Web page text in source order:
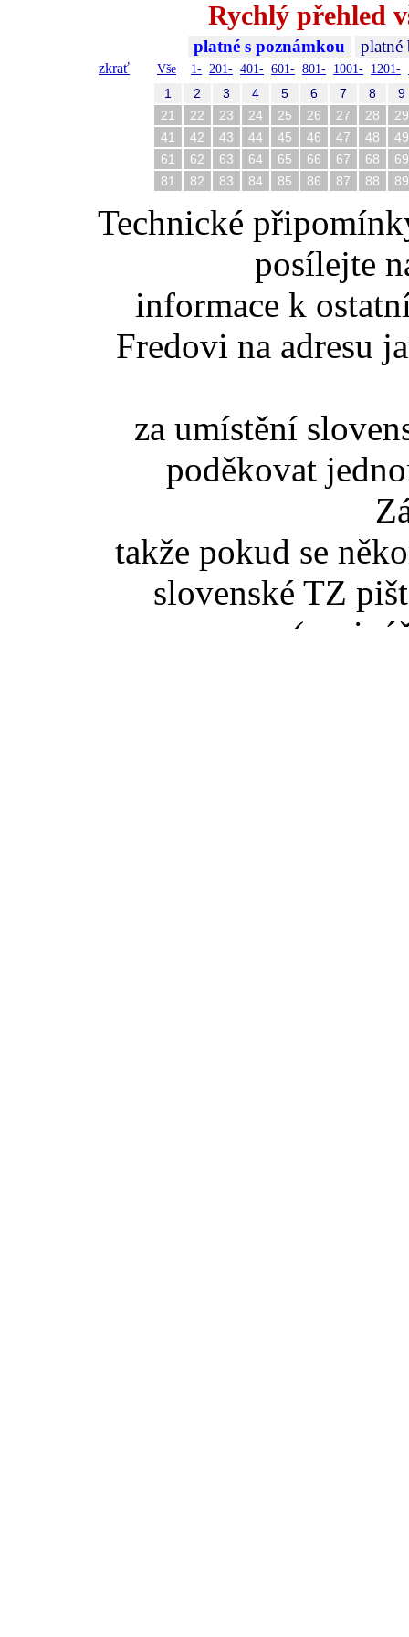
zkrať
Rychlý přehled
platné s poznámkou platné
Vše 1- 201- 401- 601- 801- 1001- 1201-
1
2 3 4 5 6 7 8
9
21
22 23 24 25 26 27 28
29
41
42 43 44 45 46 47 48
49
61
62 63 64 65 66 67 68
69
81
82 83 84 85 86 87 88 89
Technické
posílejte
informace k
Fredovi na adresu
za umístění
poděkovat
takže pokud se
slovenské TZ